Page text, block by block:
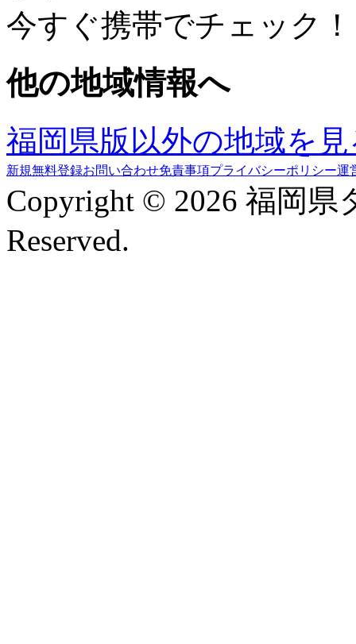
今すぐ携帯でチェック！
他の地域情報へ
福岡県版以外の地域を
新規無料登録お問い合わせ免責事項プライバシーポリシー運
Copyright © 2026 福岡
Reserved.